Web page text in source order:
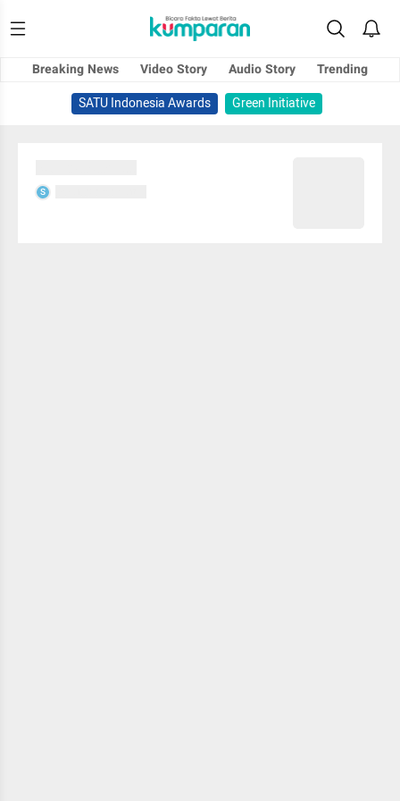
Breaking News Video Story Audio Story
Trending
SATU Indonesia Awards
Green Initiative
S